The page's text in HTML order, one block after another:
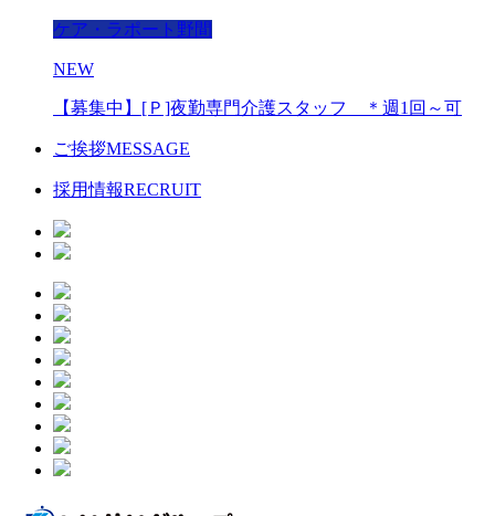
ケア・ラポート野間
NEW
【募集中】[Ｐ]夜勤専門介護スタッフ ＊週1回～可
ご挨拶MESSAGE
採用情報RECRUIT